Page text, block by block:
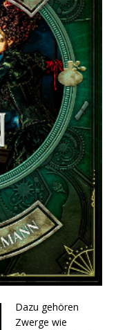
Dazu gehören
Zwerge wie